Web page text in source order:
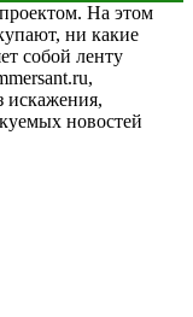
На этом
ни какие
собой ленту
искажения,
новостей